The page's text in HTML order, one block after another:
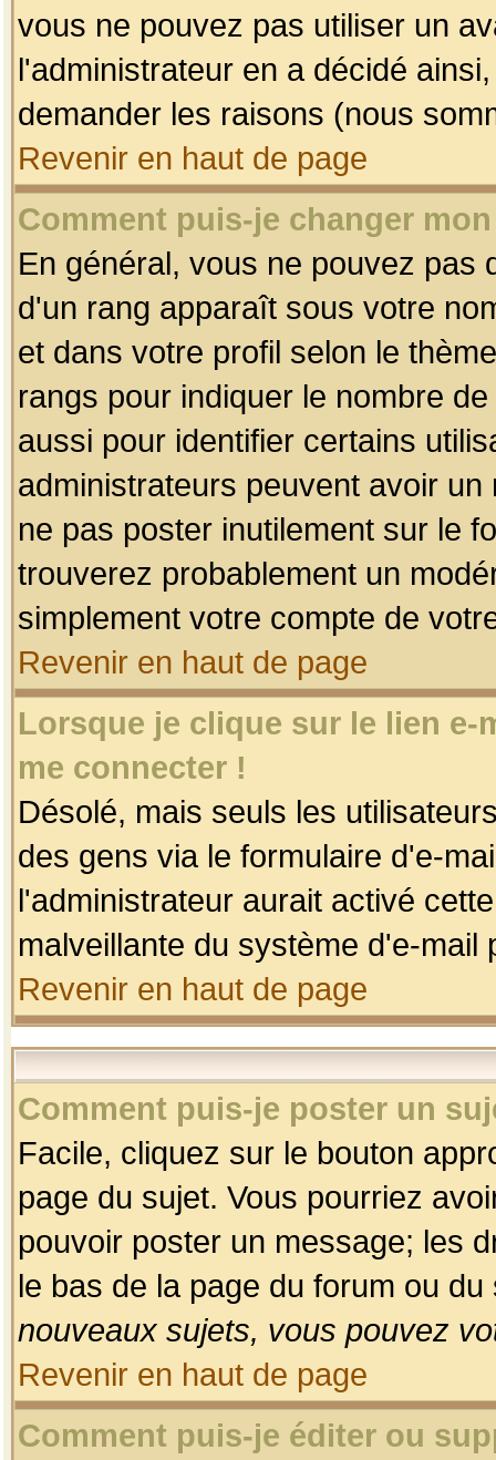
vous ne pouvez pas utiliser un
l'administrateur en a décidé
demander les raisons (nous
Revenir en haut de page
Comment puis-je changer
En général, vous ne pouvez pas
d'un rang apparaît sous votre
et dans votre profil selon le
rangs pour indiquer le nombre
aussi pour identifier certains
administrateurs peuvent avoir
ne pas poster inutilement sur le
trouverez probablement un
simplement votre compte de
Revenir en haut de page
Lorsque je clique sur le lien
me connecter !
Désolé, mais seuls les
des gens via le formulaire d'e-
l'administrateur aurait activé
malveillante du système d'e-
Revenir en haut de page
Comment puis-je poster un
Facile, cliquez sur le bouton
page du sujet. Vous pourriez
pouvoir poster un message; les
le bas de la page du forum ou
nouveaux sujets, vous pouvez
Revenir en haut de page
Comment puis-je éditer ou